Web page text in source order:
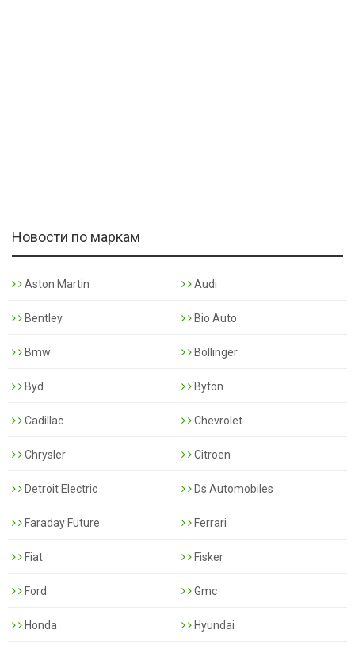
Новости по маркам
Aston Martin Audi
Bentley Bio Auto
Bmw Bollinger
Byd Byton
Cadillac Chevrolet
Chrysler Citroen
Detroit Electric Ds Automobiles
Faraday Future Ferrari
Fiat Fisker
Ford Gmc
Honda Hyundai